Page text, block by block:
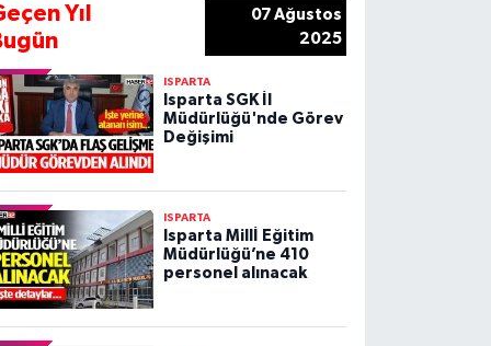
Yıl
07 Ağustos
2025
ISPARTA
Isparta SGK İl
Müdürlüğü'nde Görev
Değişimi
ISPARTA
Isparta Millİ Eğitim
Müdürlüğü’ne 410
personel alınacak